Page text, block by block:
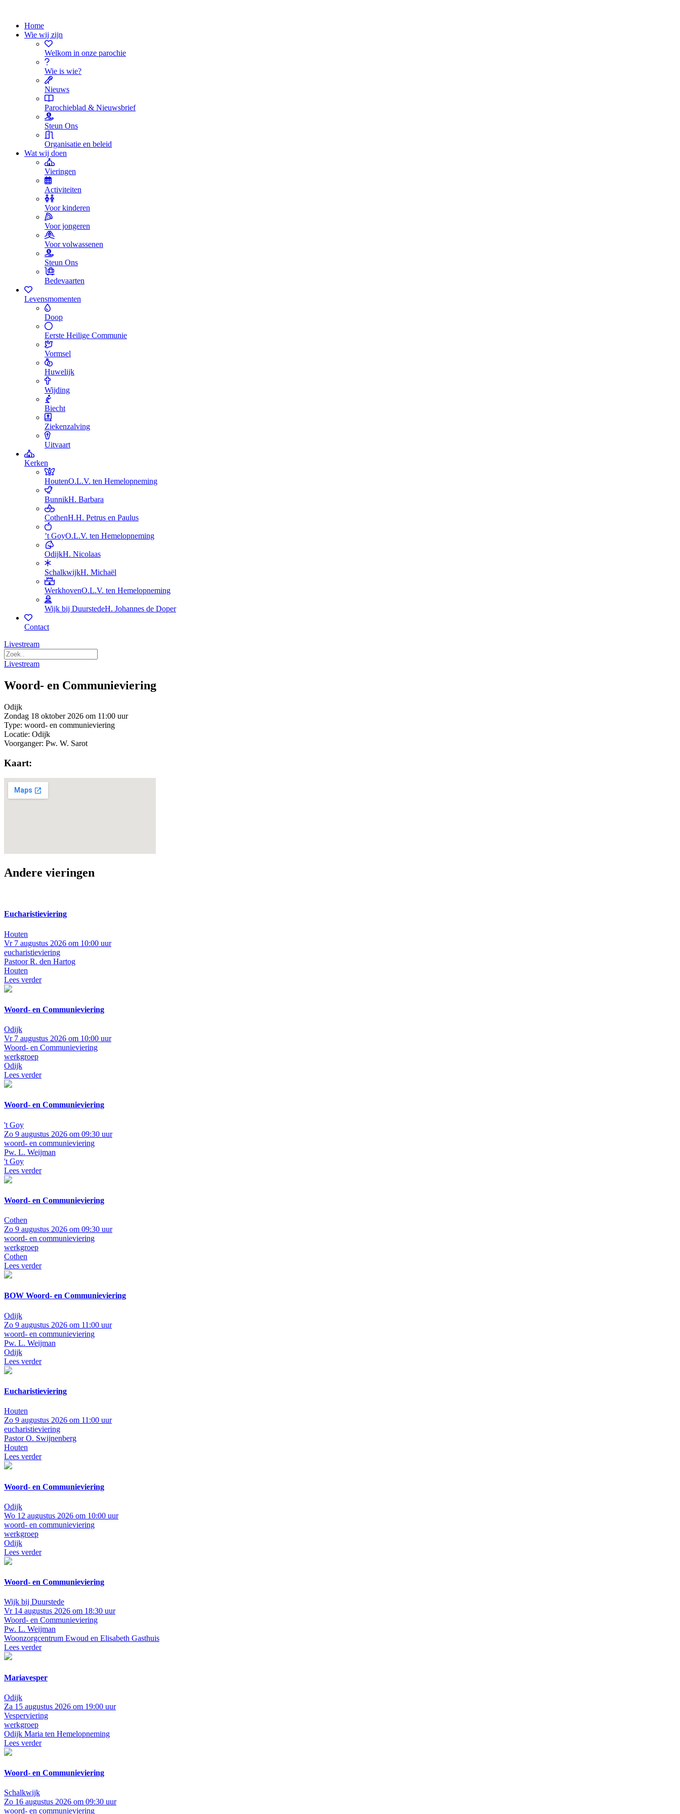
Home
Wie wij zijn
Welkom in onze parochie
Wie is wie?
Nieuws
Parochieblad & Nieuwsbrief
Steun Ons
Organisatie en beleid
Wat wij doen
Vieringen
Activiteiten
Voor kinderen
Voor jongeren
Voor volwassenen
Steun Ons
Bedevaarten
Levensmomenten
Doop
Eerste Heilige Communie
Vormsel
Huwelijk
Wijding
Biecht
Ziekenzalving
Uitvaart
Kerken
HoutenO.L.V. ten Hemelopneming
BunnikH. Barbara
CothenH.H. Petrus en Paulus
’t GoyO.L.V. ten Hemelopneming
OdijkH. Nicolaas
SchalkwijkH. Michaël
WerkhovenO.L.V. ten Hemelopneming
Wijk bij DuurstedeH. Johannes de Doper
Contact
Livestream
Livestream
Woord- en Communieviering
Odijk
Zondag 18 oktober 2026 om 11:00 uur
Type: woord- en communieviering
Locatie: Odijk
Voorganger: Pw. W. Sarot
Kaart:
Andere vieringen
Eucharistieviering
Houten
Vr 7 augustus 2026 om 10:00 uur
eucharistieviering
Pastoor R. den Hartog
Houten
Lees verder
Woord- en Communieviering
Odijk
Vr 7 augustus 2026 om 10:00 uur
Woord- en Communieviering
werkgroep
Odijk
Lees verder
Woord- en Communieviering
't Goy
Zo 9 augustus 2026 om 09:30 uur
woord- en communieviering
Pw. L. Weijman
't Goy
Lees verder
Woord- en Communieviering
Cothen
Zo 9 augustus 2026 om 09:30 uur
woord- en communieviering
werkgroep
Cothen
Lees verder
BOW Woord- en Communieviering
Odijk
Zo 9 augustus 2026 om 11:00 uur
woord- en communieviering
Pw. L. Weijman
Odijk
Lees verder
Eucharistieviering
Houten
Zo 9 augustus 2026 om 11:00 uur
eucharistieviering
Pastor O. Swijnenberg
Houten
Lees verder
Woord- en Communieviering
Odijk
Wo 12 augustus 2026 om 10:00 uur
woord- en communieviering
werkgroep
Odijk
Lees verder
Woord- en Communieviering
Wijk bij Duurstede
Vr 14 augustus 2026 om 18:30 uur
Woord- en Communieviering
Pw. L. Weijman
Woonzorgcentrum Ewoud en Elisabeth Gasthuis
Lees verder
Mariavesper
Odijk
Za 15 augustus 2026 om 19:00 uur
Vesperviering
werkgroep
Odijk Maria ten Hemelopneming
Lees verder
Woord- en Communieviering
Schalkwijk
Zo 16 augustus 2026 om 09:30 uur
woord- en communieviering